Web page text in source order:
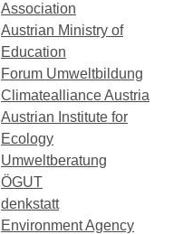
Association
Austrian Ministry of
Education
Forum Umweltbildung
Climatealliance Austria
Austrian Institute for
Ecology
Umweltberatung
ÖGUT
denkstatt
Environment Agency